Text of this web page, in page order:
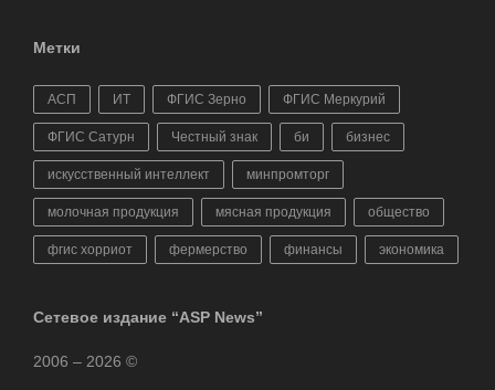
Метки
АСП ИТ ФГИС Зерно ФГИС Меркурий
ФГИС Сатурн Честный знак би бизнес
искусственный интеллект минпромторг
молочная продукция мясная продукция общество
фгис хорриот фермерство финансы экономика
Сетевое издание “ASP News”
2006 – 2026 ©